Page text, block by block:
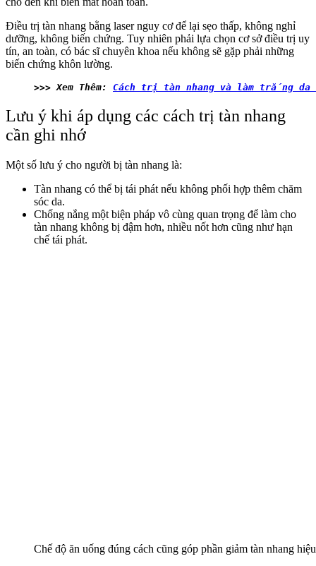
Điều trị tàn nhang bằng laser nguy cơ để lại sẹo thấp, không nghỉ
dưỡng, không biến chứng. Tuy nhiên phải lựa chọn cơ sở điều trị uy
tín, an toàn, có bác sĩ chuyên khoa nếu không sẽ gặp phải những
biến chứng khôn lường.
>>> Xem Thêm: Cách trị tàn nhang và làm trắng
Lưu ý khi áp dụng các cách trị tàn nhang
cần ghi nhớ
Một số lưu ý cho người bị tàn nhang là:
Tàn nhang có thể bị tái phát nếu không phối hợp thêm chăm
sóc da.
Chống nắng một biện pháp vô cùng quan trọng để làm cho
tàn nhang không bị đậm hơn, nhiều nốt hơn cũng như hạn
chế tái phát.
Chế độ ăn uống đúng cách cũng góp phần giảm tàn nhang